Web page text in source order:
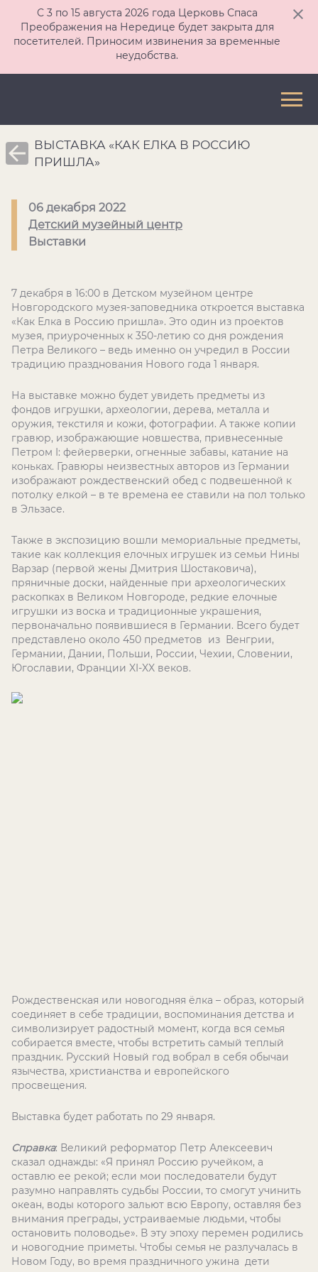
С 3 по 15 августа 2026 года Церковь Спаса
Преображения на Нередице будет закрыта для
посетителей. Приносим извинения за временные
неудобства.
ВЫСТАВКА «КАК ЕЛКА В РОССИЮ
ПРИШЛА»
06 декабря 2022
Детский музейный центр
Выставки
7 декабря в 16:00 в Детском музейном центре
Новгородского музея-заповедника откроется выставка
«Как Елка в Россию пришла». Это один из проектов
музея, приуроченных к 350-летию со дня рождения
Петра Великого – ведь именно он учредил в России
традицию празднования Нового года 1 января.
На выставке можно будет увидеть предметы из
фондов игрушки, археологии, дерева, металла и
оружия, текстиля и кожи, фотографии. А также копии
гравюр, изображающие новшества, привнесенные
Петром I: фейерверки, огненные забавы, катание на
коньках. Гравюры неизвестных авторов из Германии
изображают рождественский обед с подвешенной к
потолку елкой – в те времена ее ставили на пол только
в Эльзасе.
Также в экспозицию вошли мемориальные предметы,
такие как коллекция елочных игрушек из семьи Нины
Варзар (первой жены Дмитрия Шостаковича),
пряничные доски, найденные при археологических
раскопках в Великом Новгороде, редкие елочные
игрушки из воска и традиционные украшения,
первоначально появившиеся в Германии. Всего будет
представлено около 450 предметов из Венгрии,
Германии, Дании, Польши, России, Чехии, Словении,
Югославии, Франции XI-XX веков.
Рождественская или новогодняя ёлка – образ, который
соединяет в себе традиции, воспоминания детства и
символизирует радостный момент, когда вся семья
собирается вместе, чтобы встретить самый теплый
праздник. Русский Новый год вобрал в себя обычаи
язычества, христианства и европейского
просвещения.
Выставка будет работать по 29 января.
Справка: Великий реформатор Петр Алексеевич
сказал однажды: «Я принял Россию ручейком, а
оставлю ее рекой; если мои последователи будут
разумно направлять судьбы России, то смогут учинить
океан, воды которого зальют всю Европу, оставляя без
внимания преграды, устраиваемые людьми, чтобы
остановить половодье». В эту эпоху перемен родились
и новогодние приметы. Чтобы семья не разлучалась в
Новом Году, во время праздничного ужина дети